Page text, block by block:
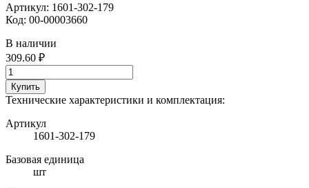
Артикул: 1601-302-179
Код: 00-00003660
В наличии
309.60 ₽
Купить
Технические характеристики и комплектация:
Артикул
1601-302-179
Базовая единица
шт